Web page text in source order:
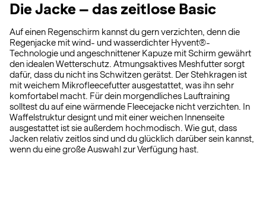
Die Jacke – das zeitlose Basic
Auf einen Regenschirm kannst du gern verzichten, denn die
Regenjacke mit wind- und wasserdichter Hyvent®-
Technologie und angeschnittener Kapuze mit Schirm gewährt
den idealen Wetterschutz. Atmungsaktives Meshfutter sorgt
dafür, dass du nicht ins Schwitzen gerätst. Der Stehkragen ist
mit weichem Mikrofleecefutter ausgestattet, was ihn sehr
komfortabel macht. Für dein morgendliches Lauftraining
solltest du auf eine wärmende Fleecejacke nicht verzichten. In
Waffelstruktur designt und mit einer weichen Innenseite
ausgestattet ist sie außerdem hochmodisch. Wie gut, dass
Jacken relativ zeitlos sind und du glücklich darüber sein kannst,
wenn du eine große Auswahl zur Verfügung hast.